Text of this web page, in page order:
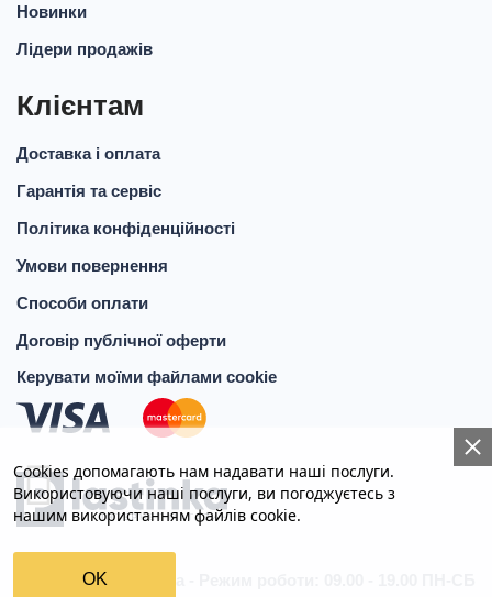
Cookies допомагають нам надавати наші послуги.
Використовуючи наші послуги, ви погоджуєтесь з
нашим використанням файлів cookie.
OK
Plastinka.in.ua - Режим роботи: 09.00 - 19.00 ПН-СБ
Новинки
Лідери продажів
Клієнтам
Доставка і оплата
Гарантія та сервіс
Політика конфіденційності
Умови повернення
Способи оплати
Договір публічної оферти
Керувати моїми файлами cookie